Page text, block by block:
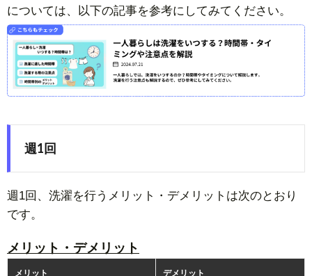
については、以下の記事を参考にしてみてください。
週1回
週1回、洗濯を行うメリット・デメリットは次のとおり
です。
メリット・デメリット
メリット デメリット